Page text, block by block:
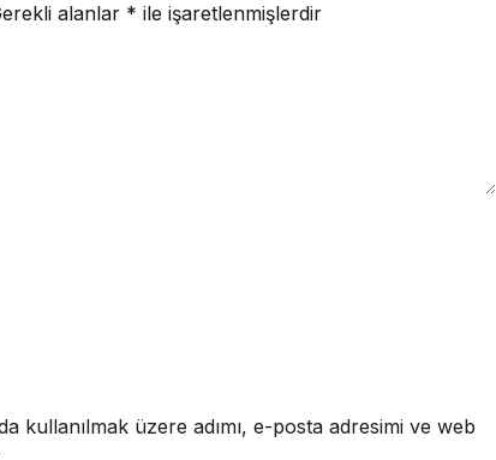
alanlar * ile işaretlenmişlerdir
kullanılmak üzere adımı, e-posta adresimi ve web